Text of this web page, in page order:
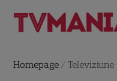
Homepage / Televiziune